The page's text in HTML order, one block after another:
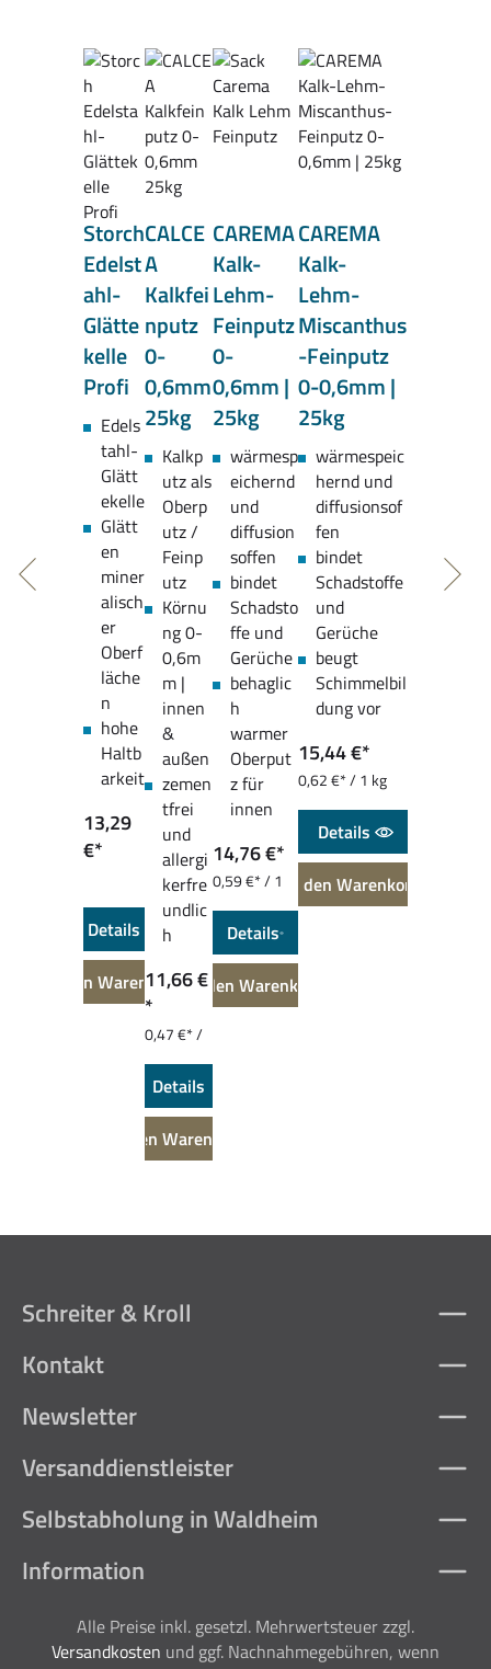
Storch
Edelst
ahl-
Glätte
kelle
Profi
Edels
tahl-
Glätt
ekelle
Glätt
en
miner
alisch
er
Oberf
läche
n
hohe
Haltb
arkeit
13,29
€*
Details
In den Warenkorb
CALCE
A
Kalkfei
nputz
0-
0,6mm
25kg
Kalkp
utz als
Oberp
utz /
Feinp
utz
Körnu
ng 0-
0,6m
m |
innen
&
außen
zemen
tfrei
und
allergi
kerfre
undlic
h
11,66 €
*
0,47 €* /
Details
In den Warenkorb
CAREMA
Kalk-
Lehm-
Feinputz
0-
0,6mm |
25kg
wärmesp
eichernd
und
diffusion
soffen
bindet
Schadsto
ffe und
Gerüche
behaglic
h
warmer
Oberput
z für
innen
14,76 €*
0,59 €* / 1
Details
In den Warenkorb
CAREMA
Kalk-
Lehm-
Miscanthus
-Feinputz
0-0,6mm |
25kg
wärmespeic
hernd und
diffusionsof
fen
bindet
Schadstoffe
und
Gerüche
beugt
Schimmelbil
dung vor
15,44 €*
0,62 €* / 1 kg
Details
In den Warenkorb
Schreiter & Kroll
Information
Kontakt
Newsletter
Versanddienstleister
Selbstabholung in Waldheim
Alle Preise inkl. gesetzl. Mehrwertsteuer zzgl.
Versandkosten und ggf. Nachnahmegebühren, wenn